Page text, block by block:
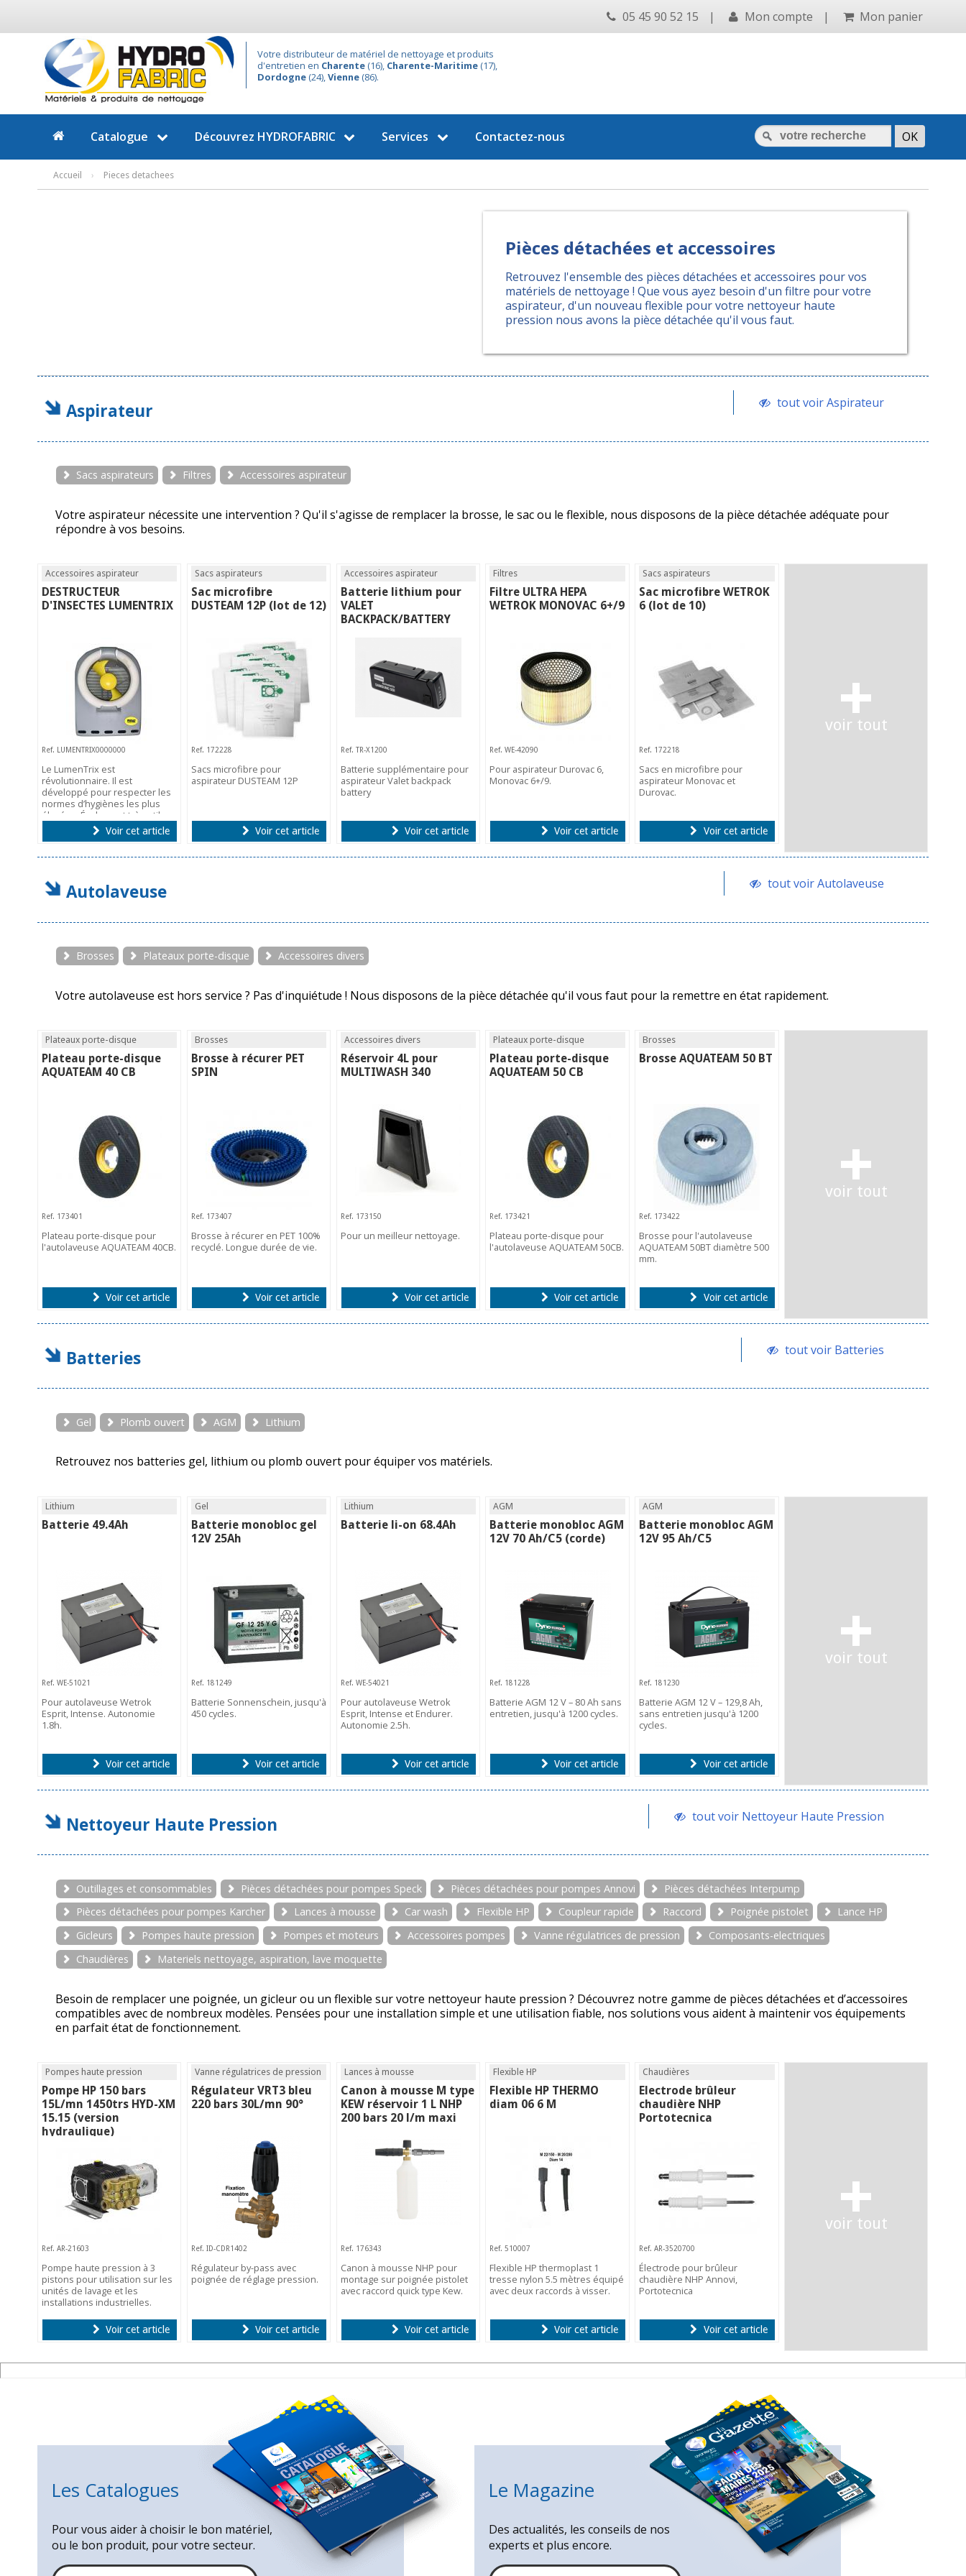
05 45 90 52 15 | Mon compte | Mon panier
Votre distributeur de matériel de nettoyage et produits
d'entretien en Charente (16), Charente-Maritime (17),
Dordogne (24),Vienne (86).
Catalogue Découvrez HYDROFABRIC Services Contactez-nous
Accueil › Pieces detachees
Pièces détachées et accessoires
Retrouvez l'ensemble des pièces détachées et accessoires pour vos
matériels de nettoyage ! Que vous ayez besoin d'un filtre pour votre
aspirateur, d'un nouveau flexible pour votre nettoyeur haute
pression nous avons la pièce détachée qu'il vous faut.
Aspirateur tout voir Aspirateur
Sacs aspirateurs Filtres Accessoires aspirateur
Votre aspirateur nécessite une intervention ? Qu'il s'agisse de remplacer la brosse, le sac ou le flexible, nous disposons de la pièce détachée adéquate pour
répondre à vos besoins.
Accessoires aspirateur
DESTRUCTEUR
D'INSECTES LUMENTRIX
Ref. LUMENTRIX0000000
Le LumenTrix est
révolutionnaire. Il est
développé pour respecter les
normes d’hygiènes les plus
élevées. Également très utile
pour éliminer les microbes et
les bactéries de
Voir cet article
Sacs aspirateurs
Sac microfibre
DUSTEAM 12P (lot de 12)
Ref. 172228
Sacs microfibre pour
aspirateur DUSTEAM 12P
Voir cet article
Accessoires aspirateur
Batterie lithium pour
VALET
BACKPACK/BATTERY
Ref. TR-X1200
Batterie supplémentaire pour
aspirateur Valet backpack
battery
Voir cet article
Filtres
Filtre ULTRA HEPA
WETROK MONOVAC 6+/9
Ref. WE-42090
Pour aspirateur Durovac 6,
Monovac 6+/9.
Voir cet article
Sacs aspirateurs
Sac microfibre WETROK
6 (lot de 10)
Ref. 172218
Sacs en microfibre pour
aspirateur Monovac et
Durovac.
Voir cet article
+
voir tout
Autolaveuse tout voir Autolaveuse
Brosses Plateaux porte-disque Accessoires divers
Votre autolaveuse est hors service ? Pas d'inquiétude ! Nous disposons de la pièce détachée qu'il vous faut pour la remettre en état rapidement.
Plateaux porte-disque
Plateau porte-disque
AQUATEAM 40 CB
Ref. 173401
Plateau porte-disque pour
l'autolaveuse AQUATEAM 40CB.
Voir cet article
Brosses
Brosse à récurer PET
SPIN
Ref. 173407
Brosse à récurer en PET 100%
recyclé. Longue durée de vie.
Voir cet article
Accessoires divers
Réservoir 4L pour
MULTIWASH 340
Ref. 173150
Pour un meilleur nettoyage.
Voir cet article
Plateaux porte-disque
Plateau porte-disque
AQUATEAM 50 CB
Ref. 173421
Plateau porte-disque pour
l'autolaveuse AQUATEAM 50CB.
Voir cet article
Brosses
Brosse AQUATEAM 50 BT
Ref. 173422
Brosse pour l'autolaveuse
AQUATEAM 50BT diamètre 500
mm.
Voir cet article
+
voir tout
Batteries tout voir Batteries
Gel Plomb ouvert AGM Lithium
Retrouvez nos batteries gel, lithium ou plomb ouvert pour équiper vos matériels.
Lithium
Batterie 49.4Ah
Ref. WE-51021
Pour autolaveuse Wetrok
Esprit, Intense. Autonomie
1.8h.
Voir cet article
Gel
Batterie monobloc gel
12V 25Ah
Ref. 181249
Batterie Sonnenschein, jusqu'à
450 cycles.
Voir cet article
Lithium
Batterie li-on 68.4Ah
Ref. WE-54021
Pour autolaveuse Wetrok
Esprit, Intense et Endurer.
Autonomie 2.5h.
Voir cet article
AGM
Batterie monobloc AGM
12V 70 Ah/C5 (corde)
Ref. 181228
Batterie AGM 12 V – 80 Ah sans
entretien, jusqu'à 1200 cycles.
Voir cet article
AGM
Batterie monobloc AGM
12V 95 Ah/C5
Ref. 181230
Batterie AGM 12 V – 129,8 Ah,
sans entretien jusqu'à 1200
cycles.
Voir cet article
+
voir tout
Nettoyeur Haute Pression tout voir Nettoyeur Haute Pression
Outillages et consommables Pièces détachées pour pompes Speck Pièces détachées pour pompes Annovi
Pièces détachées Interpump
Pièces détachées pour pompes Karcher
Lances à mousse Car wash Flexible HP Coupleur rapide Raccord Poignée pistolet
Lance HP
Gicleurs
Pompes haute pression Pompes et moteurs Accessoires pompes Vanne régulatrices de pression
Composants-electriques
Chaudières
Materiels nettoyage, aspiration, lave moquette
Besoin de remplacer une poignée, un gicleur ou un flexible sur votre nettoyeur haute pression ? Découvrez notre gamme de pièces détachées et d’accessoires
compatibles avec de nombreux modèles. Pensées pour une installation simple et une utilisation fiable, nos solutions vous aident à maintenir vos équipements
en parfait état de fonctionnement.
Pompes haute pression
Pompe HP 150 bars
15L/mn 1450trs HYD-XM
15.15 (version
hydraulique)
Ref. AR-21603
Pompe haute pression à 3
pistons pour utilisation sur les
unités de lavage et les
installations industrielles.
Voir cet article
Vanne régulatrices de pression
Régulateur VRT3 bleu
220 bars 30L/mn 90°
Ref. ID-CDR1402
Régulateur by-pass avec
poignée de réglage pression.
Voir cet article
Lances à mousse
Canon à mousse M type
KEW réservoir 1 L NHP
200 bars 20 l/m maxi
Ref. 176343
Canon à mousse NHP pour
montage sur poignée pistolet
avec raccord quick type Kew.
Voir cet article
Flexible HP
Flexible HP THERMO
diam 06 6 M
Ref. 510007
Flexible HP thermoplast 1
tresse nylon 5.5 mètres équipé
avec deux raccords à visser.
Voir cet article
Chaudières
Electrode brûleur
chaudière NHP
Portotecnica
Ref. AR-3520700
Électrode pour brûleur
chaudière NHP Annovi,
Portotecnica
Voir cet article
+
voir tout
Les Catalogues
Pour vous aider à choisir le bon matériel,
ou le bon produit, pour votre secteur.
Le Magazine
Des actualités, les conseils de nos
experts et plus encore.